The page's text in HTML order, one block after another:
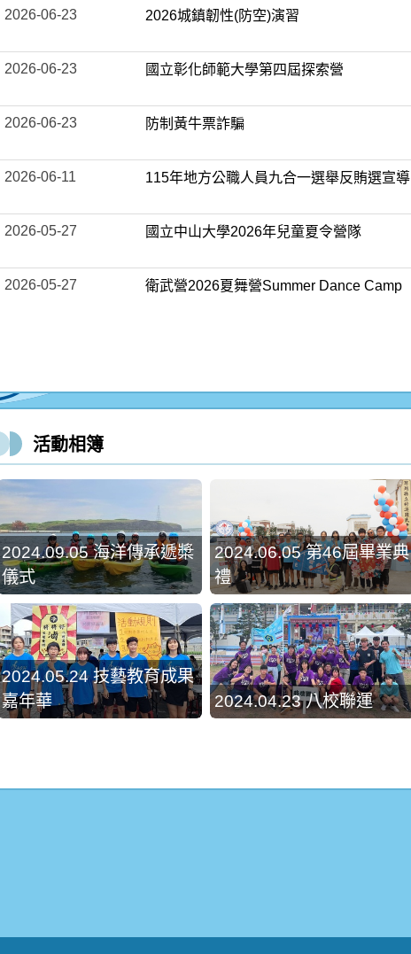
2026-06-23 2026城鎮韌性(防空)演習
2026-06-23 國立彰化師範大學第四屆探索營
2026-06-23 防制黃牛票詐騙
2026-06-11 115年地方公職人員九合一選舉反賄選宣導
2026-05-27 國立中山大學2026年兒童夏令營隊
2026-05-27 衛武營2026夏舞營Summer Dance Camp
活動相簿
2024.09.05 海洋傳承遞槳
儀式
2024.06.05 第46屆畢業典
禮
2024.05.24 技藝教育成果
嘉年華
2024.04.23 八校聯運